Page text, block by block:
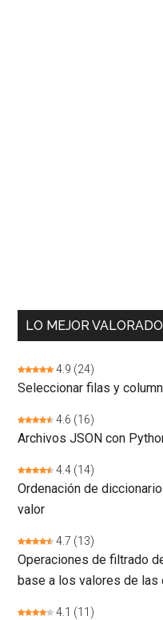
LO MEJOR VALORADO
4.9 (24)
Seleccionar filas y
4.6 (16)
Archivos JSON con
4.4 (14)
Ordenación de
valor
4.7 (13)
Operaciones de filtrado
base a los valores de las
4.1 (11)